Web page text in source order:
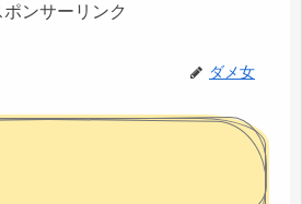
ポンサーリンク
ダメ女